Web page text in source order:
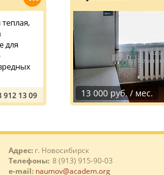
для
912 13 09 13 000 руб. / мес.
Адрес: г. Новосибирск
Телефоны: 8 (913) 915-90-03
e-mail: naumov@academ.org